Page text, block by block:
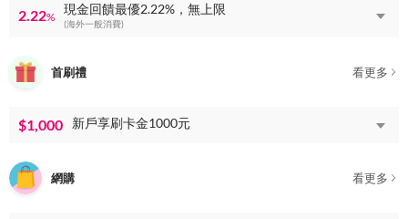
2.22%
現金回饋最優2.22%，無上限
(海外一般消費)
首刷禮 看更多
$1,000 新戶享刷卡金1000元
網購 看更多